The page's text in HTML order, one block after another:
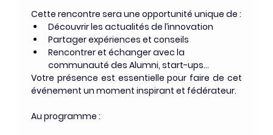
Cette rencontre sera une opportunité unique de :
Découvrir les actualités de l’innovation
Partager expériences et conseils
Rencontrer et échanger avec la
communauté des Alumni, start-ups...
Votre présence est essentielle pour faire de cet
événement un moment inspirant et fédérateur.
Au programme :